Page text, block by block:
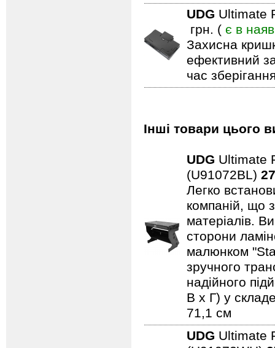
UDG Ultimate
грн. ( є в
Захисна
ефективний
час
Інші товари цього
UDG Ultimate
(U91072BL)
Легко
компаній, що
матеріалів.
сторони
малюнком
зручного
надійного
В x Г) у
71,1 см
UDG Ultimate